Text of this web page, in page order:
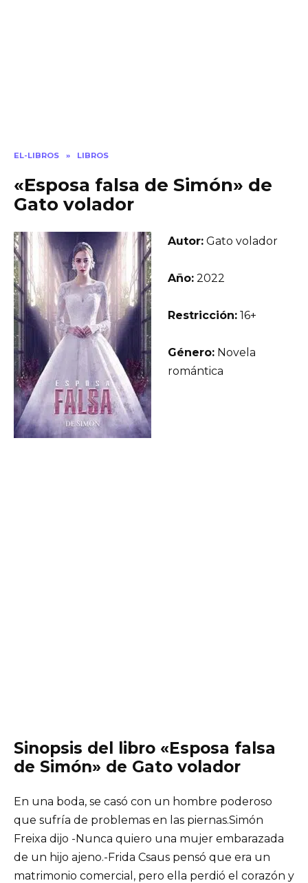
EL-LIBROS » LIBROS
«Esposa falsa de Simón» de
Gato volador
Autor: Gato volador
Año: 2022
Restricción: 16+
Género: Novela
romántica
Sinopsis del libro «Esposa falsa
de Simón» de Gato volador
En una boda, se casó con un hombre poderoso
que sufría de problemas en las piernas.Simón
Freixa dijo -Nunca quiero una mujer embarazada
de un hijo ajeno.-Frida Csaus pensó que era un
matrimonio comercial, pero ella perdió el corazón y